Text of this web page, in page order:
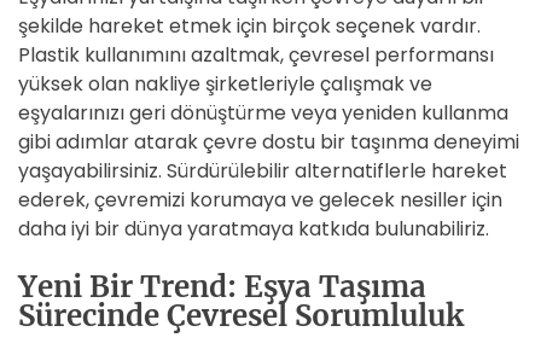
şekilde hareket etmek için birçok seçenek vardır.
Plastik kullanımını azaltmak, çevresel performansı
yüksek olan nakliye şirketleriyle çalışmak ve
eşyalarınızı geri dönüştürme veya yeniden kullanma
gibi adımlar atarak çevre dostu bir taşınma deneyimi
yaşayabilirsiniz. Sürdürülebilir alternatiflerle hareket
ederek, çevremizi korumaya ve gelecek nesiller için
daha iyi bir dünya yaratmaya katkıda bulunabiliriz.
Yeni Bir Trend: Eşya Taşıma
Sürecinde Çevresel Sorumluluk